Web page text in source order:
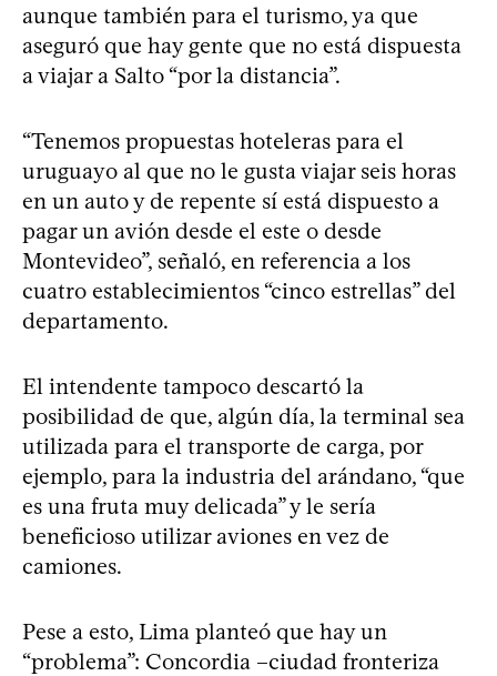
aunque también para el turismo, ya que
aseguró que hay gente que no está dispuesta
a viajar a Salto “por la distancia”.
“Tenemos propuestas hoteleras para el
uruguayo al que no le gusta viajar seis horas
en un auto y de repente sí está dispuesto a
pagar un avión desde el este o desde
Montevideo”, señaló, en referencia a los
cuatro establecimientos “cinco estrellas” del
departamento.
El intendente tampoco descartó la
posibilidad de que, algún día, la terminal sea
utilizada para el transporte de carga, por
ejemplo, para la industria del arándano, “que
es una fruta muy delicada” y le sería
beneficioso utilizar aviones en vez de
camiones.
Pese a esto, Lima planteó que hay un
“problema”: Concordia –ciudad fronteriza